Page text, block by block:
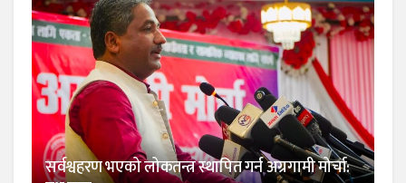
सर्वश्वहरण भएको लोकतन्त्र स्थापित गर्न अग्रगामी मोर्चा: